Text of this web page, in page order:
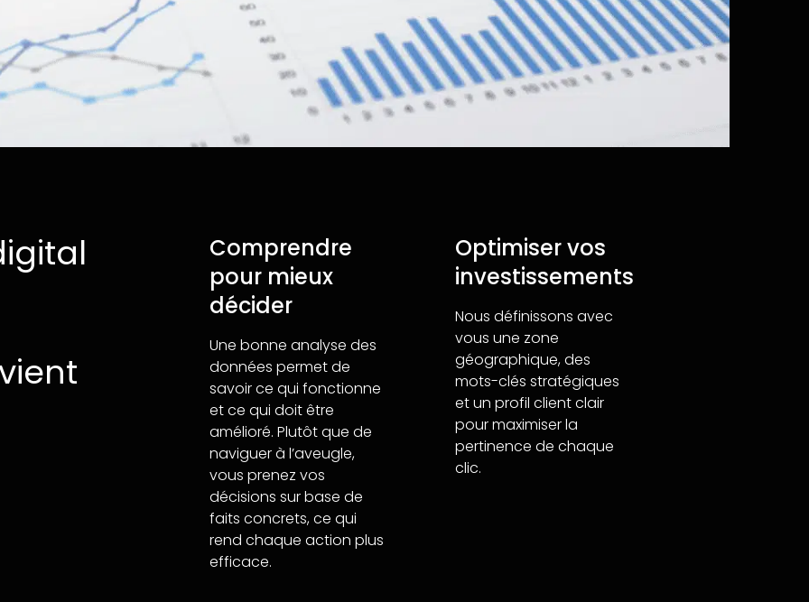
Comprendre
pour mieux
décider
Une bonne analyse des
données permet de
savoir ce qui fonctionne
et ce qui doit être
amélioré. Plutôt que de
naviguer à l’aveugle,
vous prenez vos
décisions sur base de
faits concrets, ce qui
rend chaque action plus
efficace.
Optimiser vos
investissements
Nous définissons avec
vous une zone
géographique, des
mots-clés stratégiques
et un profil client clair
pour maximiser la
pertinence de chaque
clic.